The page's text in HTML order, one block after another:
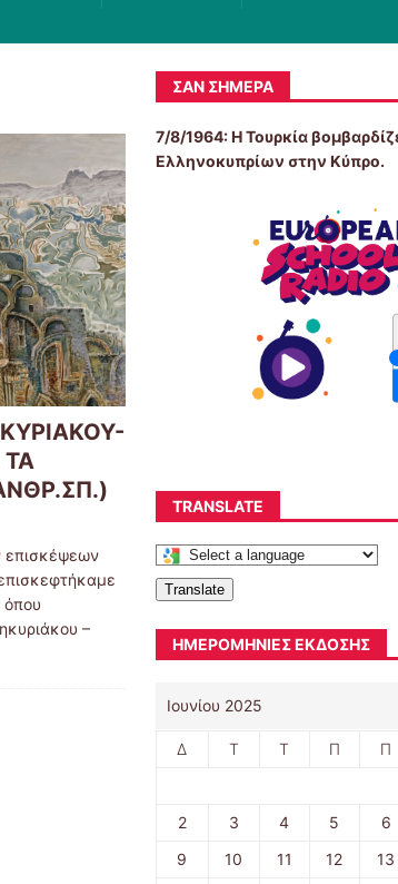
ΤΑ
επισκέψεων
όπου
–
ΣΑΝ ΣΉΜΕΡΑ
7/8/1964: Η Τουρκία
Ελληνοκυπρίων στην Κύπρο.
TRANSLATE
Translate
ΗΜΕΡΟΜΗΝΊΕΣ ΈΚΔΟΣΗΣ
Ιουνίου 2025
Δ Τ Τ Π Π
2
3 4 5 6
9
10 11 12 13